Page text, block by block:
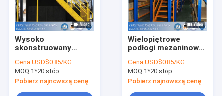
Wysoko
skonstruowany
stojak do
przechowywania
podłogi mezzanine
Cena:USD$0.85/KG
MOQ:1*20 stóp
Pobierz najnowszą cenę
Wielopiętrowe
podłogi mezaninowe
wykorzystanie
powierzchni
magazynowej
Cena:USD$0.85/KG
MOQ:1*20 stóp
Pobierz najnowszą cenę